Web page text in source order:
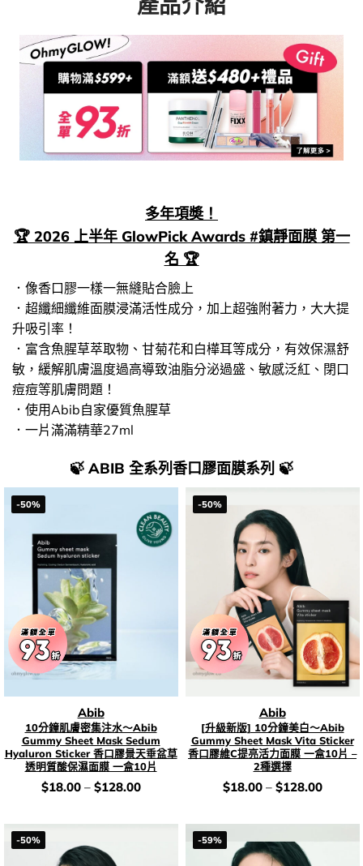
多年項奬！
🏆 2026 上半年 GlowPick Awards #鎮靜面膜 第一
名 🏆
．像香口膠一樣一無縫貼合臉上
．超纖細纖維面膜浸滿活性成分，加上超強附著力，大大提
升吸引率！
．富含魚腥草萃取物、甘菊花和白樺耳等成分，有效保濕舒
敏，緩解肌膚溫度過高導致油脂分泌過盛、敏感泛紅、閉口
痘痘等肌膚問題！
．使用Abib自家優質魚腥草
．一片滿滿精華27ml
🍃 ABIB 全系列香口膠面膜系列 🍃
-50%
Abib
10分鐘肌膚密集注水～Abib
Gummy Sheet Mask Sedum
Hyaluron Sticker 香口膠景天垂盆草
透明質酸保濕面膜 一盒10片
價
$18.00– $128.00
-50%
Abib
[升級新版] 10分鐘美白～Abib
Gummy Sheet Mask Vita Sticker
香口膠維C提亮活力面膜 一盒10片 –
2種選擇
價
$18.00– $128.00
-50% -59%